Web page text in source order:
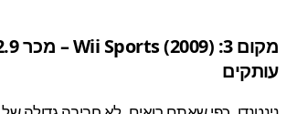
3:
Wii Sports